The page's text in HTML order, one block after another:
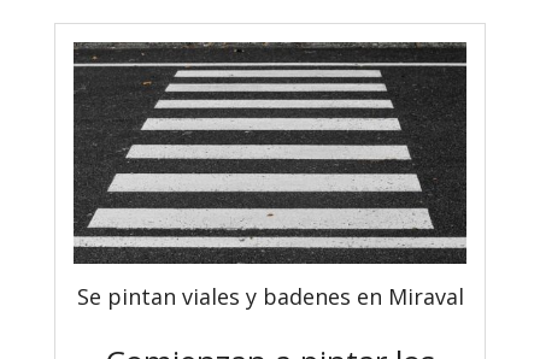
Se pintan viales y badenes en Miraval